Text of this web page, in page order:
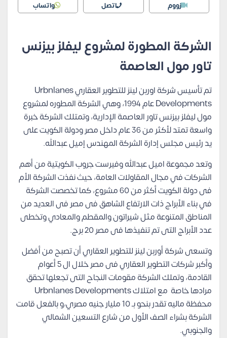
زووم اتصل واتساب
الشركة المطورة لمشروع ليفلز بيزنس
تاور مول العاصمة
تم تأسيس شركة اوربن لينز للتطوير العقاري Urbnlanes
Developments عام 1994، وهي الشركة المطوره لمشروع
مول ليفلز بيزنس تاور العاصمة الإدارية، وتمتلك الشركة خبرة
واسعة تمتد لأكثر من 36 عام داخل مصر ودولة الكويت على
يد رئيس مجلس إدارة الشركة المهندس إميل عبدالله.
وتعد مجموعة اميل عبدالله وفيرست جروب الكويتية من أهم
الشركات في مجال المقاولات العامة، حيث نفذت الشركة الأم
فى دولة الكويت أكثر من 60 مشروع، كما تخصصت الشركة
في بناء الأبراج ذات الارتفاع الشاهق فى مصر فى العديد من
المناطق المتنوعة مثل شيراتون والمقطم والمعادي وتخطى
عدد الأبراج التى تم تنفيذها فى مصر 20 برج.
وتسعى شركة أوربن لينز للتطوير العقاري أن تصبح من أفضل
وأكبر شركات التطوير العقاري فى مصر خلال ال 5 أعوام
القادمة، وتملك الشركة مقومات النجاح التى تجعلها تحقق
محفظة ماليه تقدر بنحو بـ 10 مليار جنيه مصري،و بالفعل قامت
الشركة بشراء الصف الأول من شارع التسعين الشمالي
والجنوبي.